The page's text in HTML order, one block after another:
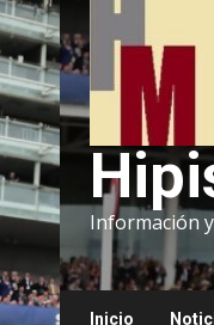
Información
Inicio